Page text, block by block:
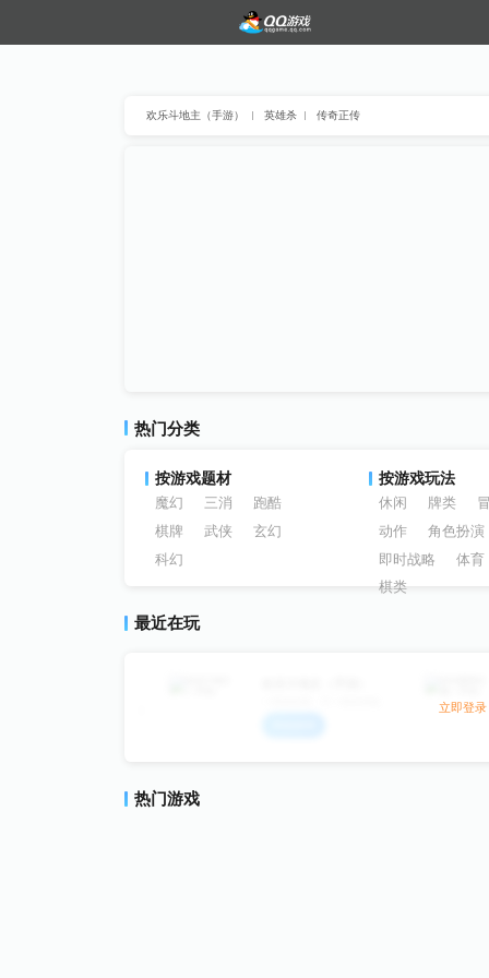
欢乐斗地主（手游） 英雄杀 传奇正传
热门分类
按游戏题材
魔幻 三消
跑酷
棋牌
武侠
玄幻
科幻
按游戏玩法
休闲 牌类
动作
角色扮演
即时战略
体育
棋类
最近在玩
立即登录
热门游戏